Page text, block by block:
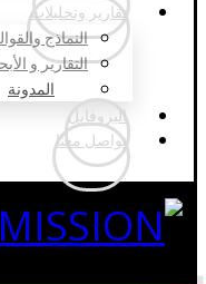
تقارير وتحليلات
النماذج
التقارير و
المدونة
البروفايل
تواصل معنا